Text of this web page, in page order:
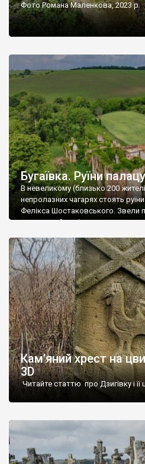
Фото Романа Маленкова, 2023 р.
Бугаївка. Руїни
В невеликому (близько 200
непролазних чагарях стоять
Фелікса Шостаковського. Звели
радянський період у ньому
століття тут розмістили
палацу виїхала лікарня – ми
Кам’яний хрест на
3D
Читайте статтю про Дзигівку і її